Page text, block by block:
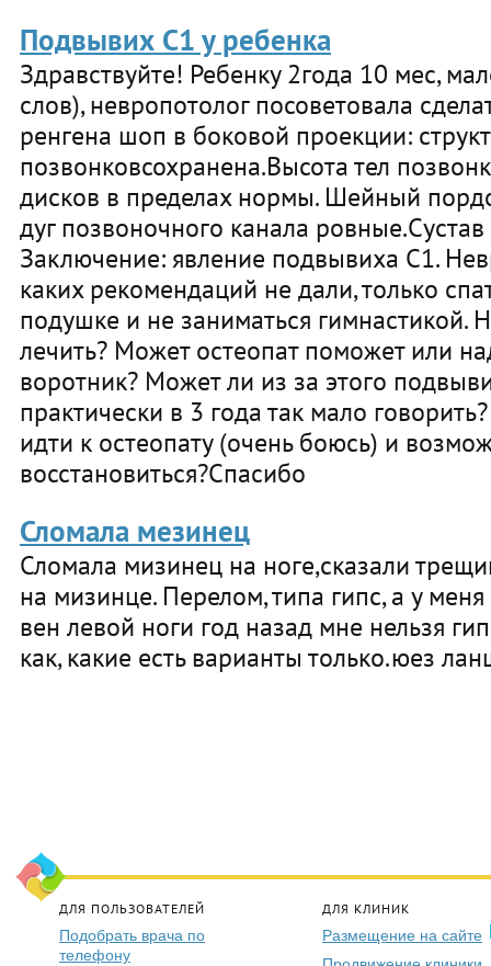
Подвывих С1 у ребенка
Здравствуйте! Ребенку 2года 10 мес,
слов), невропотолог посоветовала
ренгена шоп в боковой проекции:
позвонковсохранена.Высота тел
дисков в пределах нормы. Шейный
дуг позвоночного канала
Заключение: явление подвывиха С1.
каких рекомендаций не дали, только
подушке и не заниматься гимнастикой.
лечить? Может остеопат поможет или
воротник? Может ли из за этого
практически в 3 года так мало
идти к остеопату (очень боюсь) и
восстановиться?Спасибо
Сломала мезинец
Сломала мизинец на ноге,сказали
на мизинце. Перелом, типа гипс, а у
вен левой ноги год назад мне нельзя
как, какие есть варианты только.юез
ДЛЯ ПОЛЬЗОВАТЕЛЕЙ
Подобрать врача по
телефону
ДЛЯ КЛИНИК
Размещение на сайте